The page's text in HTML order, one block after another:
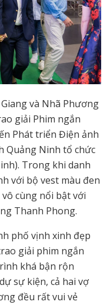
và Nhã Phương
giải Phim ngắn
Phát triển Điện ảnh
Quảng Ninh tổ chức
Trong khi danh
với bộ vest màu đen
cùng nổi bật với
Thanh Phong.
phố vịnh xinh đẹp
giải phim ngắn
khá bận rộn
sự kiện, cả hai vợ
đều rất vui vẻ